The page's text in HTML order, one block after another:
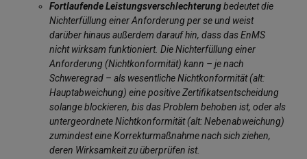
Fortlaufende Leistungsverschlechterungbedeutet die
Nichterfüllung einer Anforderung per se und weist
darüber hinaus außerdem darauf hin, dass das EnMS
nicht wirksam funktioniert. Die Nichterfüllung einer
Anforderung (Nichtkonformität) kann – je nach
Schweregrad – als wesentliche Nichtkonformität (alt:
Hauptabweichung) eine positive Zertifikatsentscheidung
solange blockieren, bis das Problem behoben ist, oder als
untergeordnete Nichtkonformität (alt: Nebenabweichung)
zumindest eine Korrekturmaßnahme nach sich ziehen,
deren Wirksamkeit zu überprüfen ist.